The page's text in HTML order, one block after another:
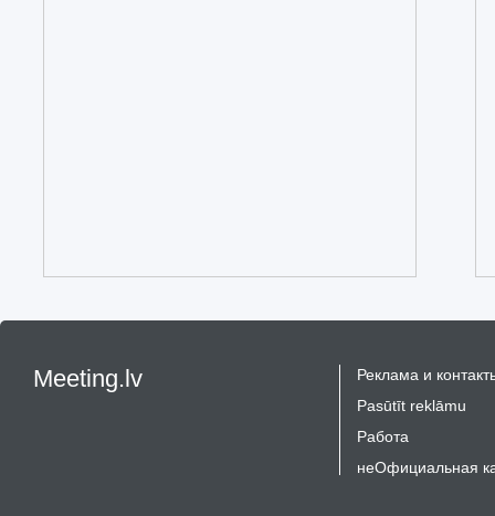
Meeting.lv
Реклама и
Pasūtīt reklāmu
Работа
неОфициальная